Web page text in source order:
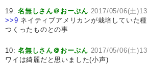
19:名無しさん＠おーぷん 2017/05/06(土
>>9 ネイティブアメリカンが栽培していた
つくったものとの事
10:名無しさん＠おーぷん 2017/05/06(土
ワイは綺麗だと思いました(小声)